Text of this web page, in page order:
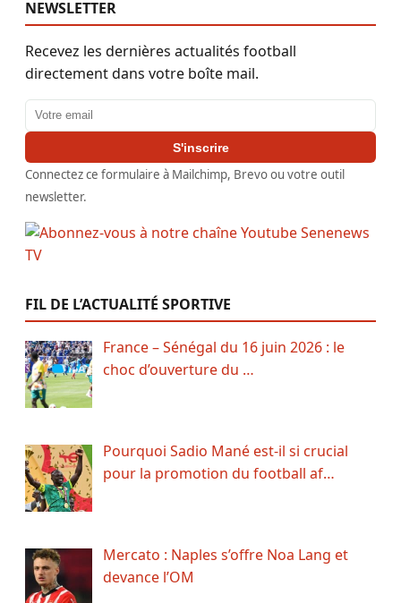
NEWSLETTER
Recevez les dernières actualités football
directement dans votre boîte mail.
Adresse email
S'inscrire
Connectez ce formulaire à Mailchimp, Brevo ou votre outil
newsletter.
FIL DE L’ACTUALITÉ SPORTIVE
France – Sénégal du 16 juin 2026 : le
choc d’ouverture du …
Pourquoi Sadio Mané est-il si crucial
pour la promotion du football af…
Mercato : Naples s’offre Noa Lang et
devance l’OM